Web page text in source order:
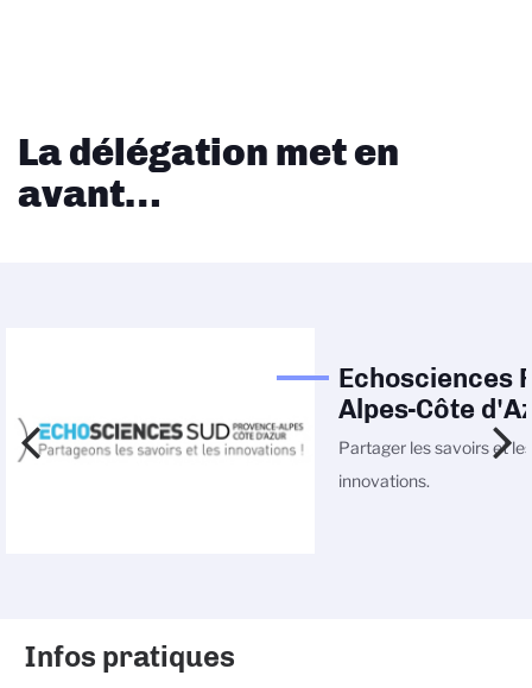
La délégation met en
avant…
Echosciences
Alpes-Côte
Partager les savoirs et les
innovations.
Infos pratiques